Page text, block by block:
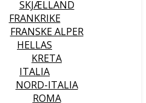
SKJÆLLAND
FRANKRIKE
FRANSKE ALPER
HELLAS
KRETA
ITALIA
NORD-ITALIA
ROMA